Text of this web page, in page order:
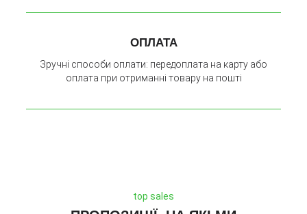
ОПЛАТА
Зручні способи оплати: передоплата на карту або
оплата при отриманні товару на пошті
top sales